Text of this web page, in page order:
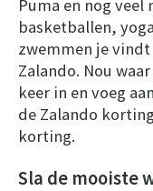
Puma en nog veel
basketballen,
zwemmen je
Zalando. Nou
keer in en voeg
de Zalando
korting.
Sla de mooiste